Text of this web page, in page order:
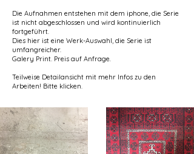
Die Aufnahmen entstehen mit dem iphone, die Serie
ist nicht abgeschlossen und wird kontinuierlich
fortgeführt.
Dies hier ist eine Werk-Auswahl, die Serie ist
umfangreicher.
Galery Print. Preis auf Anfrage.
Teilweise Detailansicht mit mehr Infos zu den
Arbeiten! Bitte klicken.